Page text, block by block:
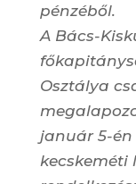
pénzéből.
A Bács-
Osztálya
január 5-én
kecskeméti